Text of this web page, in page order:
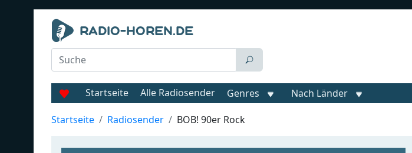
Startseite Alle Radiosender Genres Nach Länder
Startseite Radiosender BOB! 90er Rock